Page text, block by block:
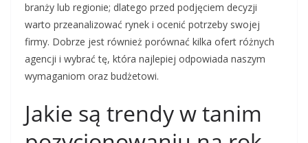
branży lub regionie; dlatego przed podjęciem decyzji
warto przeanalizować rynek i ocenić potrzeby swojej
firmy. Dobrze jest również porównać kilka ofert różnych
agencji i wybrać tę, która najlepiej odpowiada naszym
wymaganiom oraz budżetowi.
Jakie są trendy w tanim